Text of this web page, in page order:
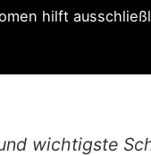
hilft
wichtigste